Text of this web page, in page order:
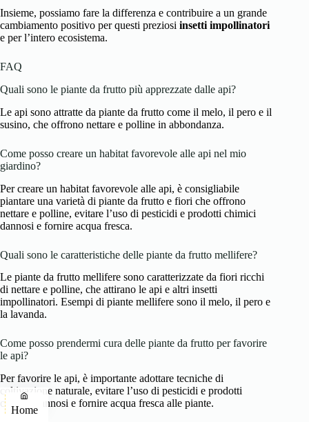
Insieme, possiamo fare la differenza e contribuire a un grande
cambiamento positivo per questi preziosi insetti impollinatori
e per l’intero ecosistema.
FAQ
Quali sono le piante da frutto più apprezzate dalle api?
Le api sono attratte da piante da frutto come il melo, il pero e il
susino, che offrono nettare e polline in abbondanza.
Come posso creare un habitat favorevole alle api nel mio
giardino?
Per creare un habitat favorevole alle api, è consigliabile
piantare una varietà di piante da frutto e fiori che offrono
nettare e polline, evitare l’uso di pesticidi e prodotti chimici
dannosi e fornire acqua fresca.
Quali sono le caratteristiche delle piante da frutto mellifere?
Le piante da frutto mellifere sono caratterizzate da fiori ricchi
di nettare e polline, che attirano le api e altri insetti
impollinatori. Esempi di piante mellifere sono il melo, il pero e
la lavanda.
Come posso prendermi cura delle piante da frutto per favorire
le api?
Per favorire le api, è importante adottare tecniche di
coltivazione naturale, evitare l’uso di pesticidi e prodotti
chimici dannosi e fornire acqua fresca alle piante.
Home